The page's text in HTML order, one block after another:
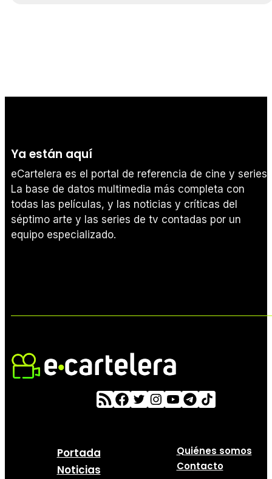
Ya están aquí
eCartelera es el portal de referencia de cine y series.
La base de datos multimedia más completa con
todas las películas, y las noticias y críticas del
séptimo arte y las series de tv contadas por un
equipo especializado.
Portada
Noticias
Quiénes somos
Contacto